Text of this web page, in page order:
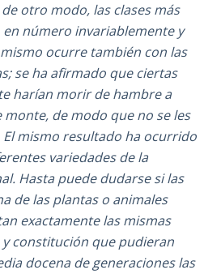
otro modo, las clases más
número invariablemente y
ocurre también con las
se ha afirmado que ciertas
harían morir de hambre a
de modo que no se les
mismo resultado ha ocurrido
variedades de la
Hasta puede dudarse si las
de las plantas o animales
exactamente las mismas
constitución que pudieran
docena de generaciones las